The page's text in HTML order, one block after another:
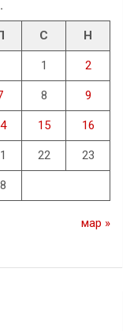
С Н
1 2
8 9
15 16
22 23
мар »